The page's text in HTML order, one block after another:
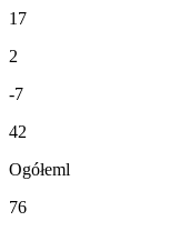
17
2
-7
42
Ogółeml
76